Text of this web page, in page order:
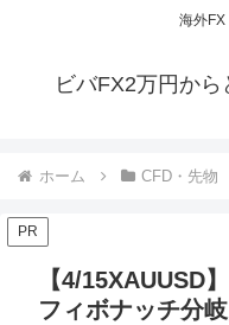
海外FX
ビバFX2万円か
ホーム CFD・先物
PR
【4/15XAUUSD
フィボナッチ分岐